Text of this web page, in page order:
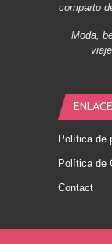
comparto
Moda,
Política de
Política de
Contact